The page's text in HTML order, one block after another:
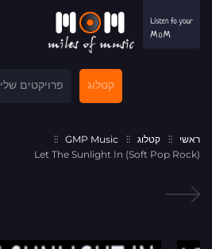
קטלוג פרויקטים שלי
ראשי קטלוג
GMP Music
Let The Sunlight In (Soft Pop Rock)